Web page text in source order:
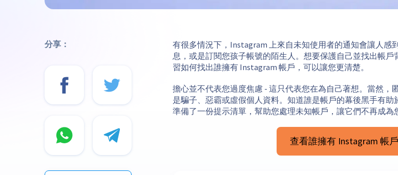
分享：
有很多情況下，Instagram 上來自未知使用者的通知會讓人感
息，或是訂閱您孩子帳號的陌生人。想要保護自己並找出帳
習如何找出誰擁有 Instagram 帳戶，可以讓您更清楚。
擔心並不代表您過度焦慮 - 這只代表您在為自己著想。當然，
是騙子、惡霸或虛假個人資料。知道誰是帳戶的幕後黑手有
準備了一份提示清單，幫助您處理未知帳戶，讓它們不再成為
查看誰擁有 Instagram 帳戶